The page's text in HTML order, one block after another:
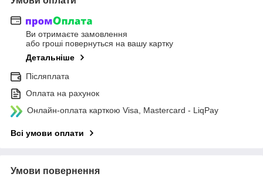
Ви отримаєте замовлення
або гроші повернуться на вашу картку
Детальніше
Післяплата
Оплата на рахунок
Онлайн-оплата карткою Visa, Mastercard - LiqPay
Всі умови оплати
Умови повернення